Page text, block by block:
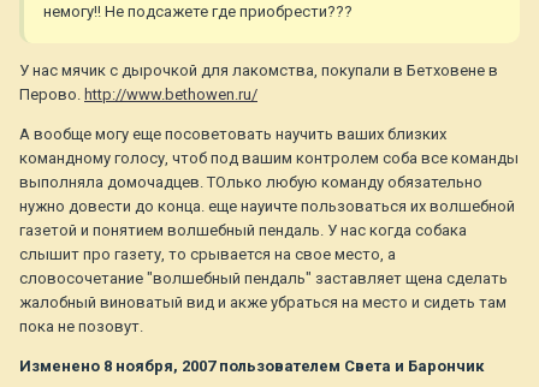
немогу!! Не подсажете где приобрести???
У нас мячик с дырочкой для лакомства, покупали в Бетховене в
Перово. http://www.bethowen.ru/
А вообще могу еще посоветовать научить ваших близких
командному голосу, чтоб под вашим контролем соба все команды
выполняла домочадцев. ТОлько любую команду обязательно
нужно довести до конца. еще науичте пользоваться их волшебной
газетой и понятием волшебный пендаль. У нас когда собака
слышит про газету, то срывается на свое место, а
словосочетание "волшебный пендаль" заставляет щена сделать
жалобный виноватый вид и акже убраться на место и сидеть там
пока не позовут.
Изменено 8 ноября, 2007пользователем Света и Барончик